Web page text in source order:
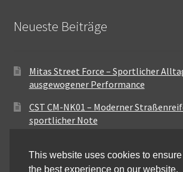
Neueste Beiträge
Mitas Street Force – Sportlicher
ausgewogener Performance
CST CM-NK01 – Moderner
sportlicher Note
Maxxis MA-ST3 – Ausgewogener
für vielseitige Einsätze
This website uses cookies to
the best experience on our website.